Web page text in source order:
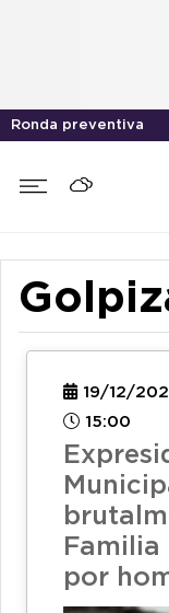
Ronda preventiva
19/12/
15:00
Familia
por